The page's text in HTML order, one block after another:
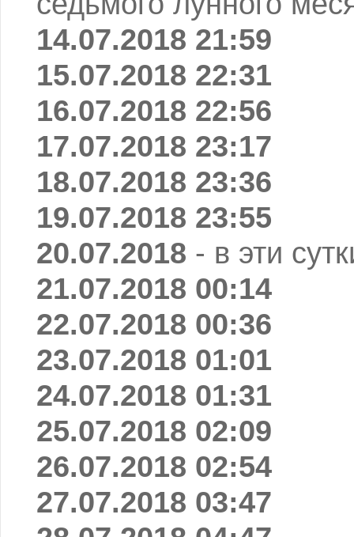
14.07.2018 21:59
15.07.2018 22:31
16.07.2018 22:56
17.07.2018 23:17
18.07.2018 23:36
19.07.2018 23:55
20.07.2018 - в эти
21.07.2018 00:14
22.07.2018 00:36
23.07.2018 01:01
24.07.2018 01:31
25.07.2018 02:09
26.07.2018 02:54
27.07.2018 03:47